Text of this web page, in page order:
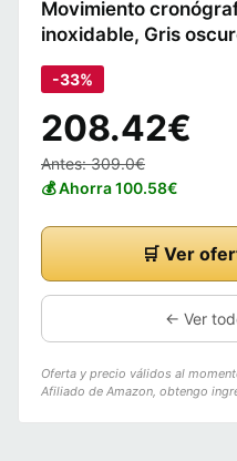
Movimiento
inoxidable, Gris
-33%
208.42€
Antes: 309.0€
💰 Ahorra 100.58€
🛒 Ver
← Ver
Oferta y precio válidos al
Afiliado de Amazon, obtengo